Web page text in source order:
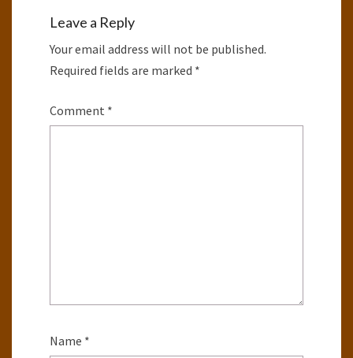
Leave a Reply
Your email address will not be published.
Required fields are marked *
Comment *
Name *